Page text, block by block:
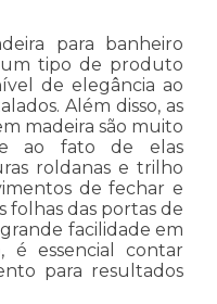
para banheiro
um tipo de produto
de elegância ao
Além disso, as
madeira são muito
ao fato de elas
roldanas e trilho
de fechar e
folhas das portas de
facilidade em
é essencial contar
para resultados